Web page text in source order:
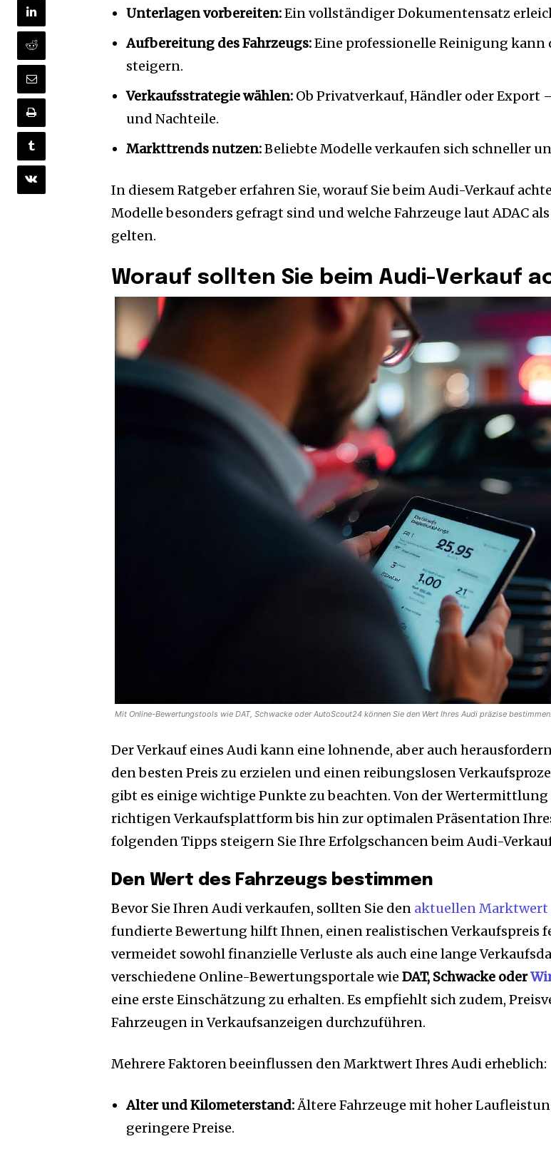
Unterlagen vorbereiten:Ein vollständiger Dokumentensatz
Aufbereitung des Fahrzeugs:Eine professionelle Reinigung kann
steigern.
Verkaufsstrategie wählen:Ob Privatverkauf, Händler oder Export
und Nachteile.
Markttrends nutzen:Beliebte Modelle verkaufen sich schneller
In diesem Ratgeber erfahren Sie, worauf Sie beim Audi-Verkauf
Modelle besonders gefragt sind und welche Fahrzeuge laut ADAC
gelten.
Worauf sollten Sie beim Audi-Verkauf
Mit Online-Bewertungstools wie DAT, Schwacke oder AutoScout24 können Sie den Wert Ihres Audi präzise bestimmen.
Der Verkauf eines Audi kann eine lohnende, aber auch
den besten Preis zu erzielen und einen reibungslosen
gibt es einige wichtige Punkte zu beachten. Von der Wertermittlung
richtigen Verkaufsplattform bis hin zur optimalen Präsentation
folgenden Tipps steigern Sie Ihre Erfolgschancen beim Audi-
Den Wert des Fahrzeugs bestimmen
Bevor Sie Ihren Audi verkaufen, sollten Sie den aktuellen Marktwert
fundierte Bewertung hilft Ihnen, einen realistischen Verkaufspreis
vermeidet sowohl finanzielle Verluste als auch eine lange
verschiedene Online-Bewertungsportale wie DAT, Schwacke oder
eine erste Einschätzung zu erhalten. Es empfiehlt sich zudem,
Fahrzeugen in Verkaufsanzeigen durchzuführen.
Mehrere Faktoren beeinflussen den Marktwert Ihres Audi erheblich:
Alter und Kilometerstand:Ältere Fahrzeuge mit hoher
geringere Preise.